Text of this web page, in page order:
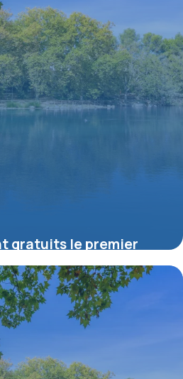
gratuits le premier
?